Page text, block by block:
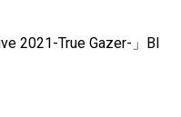
2021-True Gazer-」Bl